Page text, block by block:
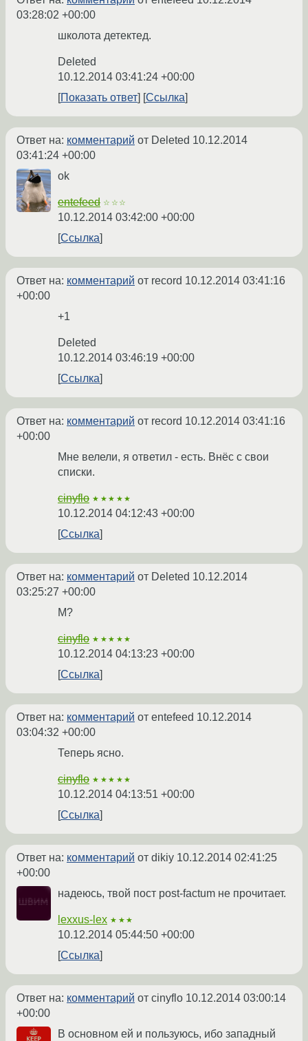
03:28:02 +00:00
школота детектед.
Deleted
10.12.2014 03:41:24 +00:00
Показать ответ
Ссылка
Ответ на: комментарий от Deleted 10.12.2014
03:41:24 +00:00
ok
entefeed ☆☆☆
10.12.2014 03:42:00 +00:00
Ссылка
Ответ на: комментарий от record 10.12.2014 03:41:16
+00:00
+1
Deleted
10.12.2014 03:46:19 +00:00
Ссылка
Ответ на: комментарий от record 10.12.2014 03:41:16
+00:00
Мне велели, я ответил - есть. Внёс с свои
списки.
cinyflo ★★★★★
10.12.2014 04:12:43 +00:00
Ссылка
Ответ на: комментарий от Deleted 10.12.2014
03:25:27 +00:00
М?
cinyflo ★★★★★
10.12.2014 04:13:23 +00:00
Ссылка
Ответ на: комментарий от entefeed 10.12.2014
03:04:32 +00:00
Теперь ясно.
cinyflo ★★★★★
10.12.2014 04:13:51 +00:00
Ссылка
Ответ на: комментарий от dikiy 10.12.2014 02:41:25
+00:00
надеюсь, твой пост post-factum не прочитает.
lexxus-lex ★★★
10.12.2014 05:44:50 +00:00
Ссылка
Ответ на: комментарий от cinyflo 10.12.2014 03:00:14
+00:00
В основном ей и пользуюсь, ибо западный